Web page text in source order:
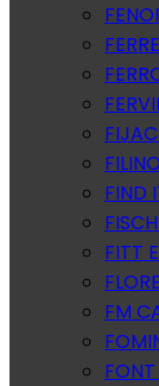
FIND
FITT
FM